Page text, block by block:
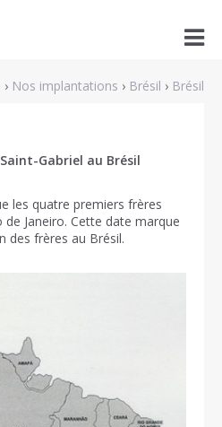

› Nos implantations › Brésil › Brésil
Gabriel au Brésil
les quatre premiers frères
Janeiro. Cette date marque
des frères au Brésil.